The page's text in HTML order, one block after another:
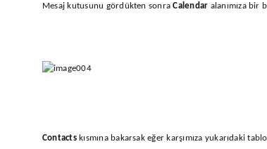
Mesaj kutusunu gördükten sonraCalendar alanımıza bir
Contactskısmına bakarsak eğer karşımıza yukarıdaki